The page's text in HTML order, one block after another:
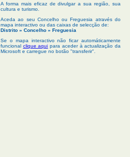
A forma mais eficaz de divulgar a sua região, sua
cultura e turismo.
Aceda ao seu Concelho ou Freguesia através do
mapa interactivo ou das caixas de selecção de:
Distrito » Concelho » Freguesia
Se o mapa interactivo não ficar automáticamente
funcional clique aqui para aceder à actualização da
Microsoft e carregue no botão "transferir".